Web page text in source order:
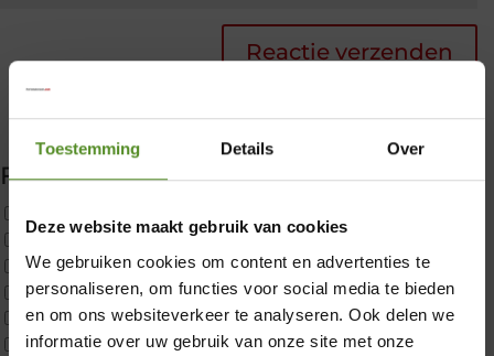
Toestemming Details Over
Deze website maakt gebruik van cookies
We gebruiken cookies om content en advertenties te
personaliseren, om functies voor social media te bieden
en om ons websiteverkeer te analyseren. Ook delen we
informatie over uw gebruik van onze site met onze
Filter producten
2x p650 1pers
Custom
CustomBoxspring
ErkendMatras 1 Pers
ErkendMatras 2 Pers
×